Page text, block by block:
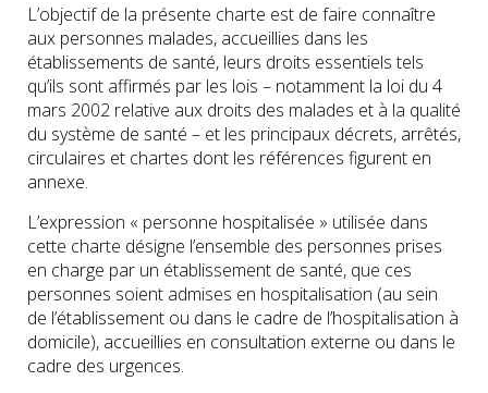
L’objectif de la présente charte est de faire connaître
aux personnes malades, accueillies dans les
établissements de santé, leurs droits essentiels tels
qu’ils sont affirmés par les lois – notamment la loi du 4
mars 2002 relative aux droits des malades et à la qualité
du système de santé – et les principaux décrets, arrêtés,
circulaires et chartes dont les références figurent en
annexe.
L’expression « personne hospitalisée » utilisée dans
cette charte désigne l’ensemble des personnes prises
en charge par un établissement de santé, que ces
personnes soient admises en hospitalisation (au sein
de l’établissement ou dans le cadre de l’hospitalisation à
domicile), accueillies en consultation externe ou dans le
cadre des urgences.